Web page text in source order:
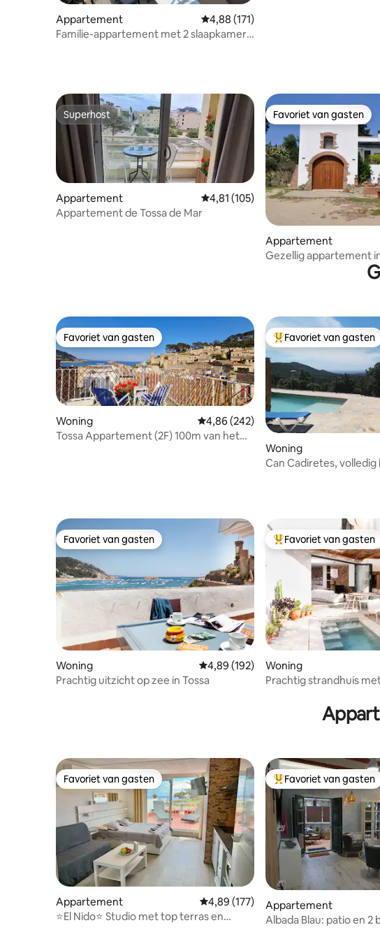
Appartement Gemiddelde beoordeling van 4,88 uit
4,88 (171)
Familie-appartement met 2 slaapkamers
Superhost
Superhost
Appartement Gemiddelde beoordeling van 4,81 uit
4,81 (105)
Appartement de Tossa de Mar
Favoriet van gasten
Favoriet van gasten
Appartement
Gezellig appartement
Favoriet van gasten
Favoriet van gasten
Woning Gemiddelde beoordeling van 4,86 uit
4,86 (242)
Tossa Appartement (2F) 100m van het
Topfavoriet van gasten
Favoriet van gasten
Woning
Can Cadiretes, volledig
Favoriet van gasten
Favoriet van gasten
Woning Gemiddelde beoordeling van 4,89 uit
4,89 (192)
Prachtig uitzicht op zee in Tossa
Topfavoriet van gasten
Favoriet van gasten
Woning
Prachtig strandhuis
Favoriet van gasten
Favoriet van gasten
Appartement Gemiddelde beoordeling van 4,89 uit
4,89 (177)
⭐️El Nido⭐️ Studio met top terras en
Topfavoriet van gasten
Favoriet van gasten
Appartement
Albada Blau: patio en 2